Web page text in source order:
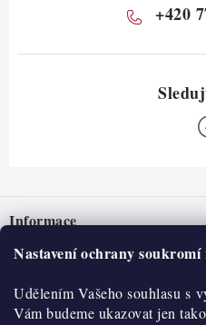
Nastavení ochrany
Udělením Vašeho souhlasu s
Vám budeme ukazovat jen
+420
pInformace
Nepřevzetí zásilky na dobírku
Obchodní podmínky
O nás
Historie
O nákupu